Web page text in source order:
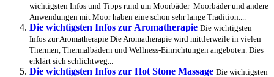
wichtigsten Infos und Tipps rund um Moorbäder Moorbäder und andere
Anwendungen mit Moor haben eine schon sehr lange Tradition....
Die wichtigsten Infos zur Aromatherapie Die wichtigsten
Infos zur Aromatherapie Die Aromatherapie wird mittlerweile in vielen
Thermen, Thermalbädern und Wellness-Einrichtungen angeboten. Dies
erklärt sich schlichtweg...
Die wichtigsten Infos zur Hot Stone Massage Die wichtigsten